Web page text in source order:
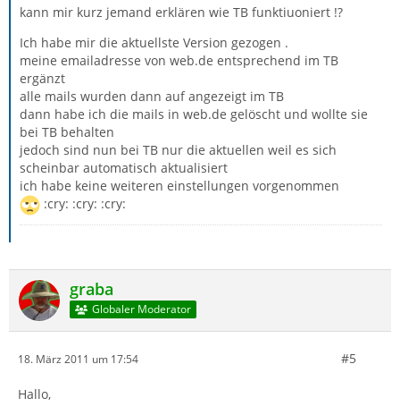
kann mir kurz jemand erklären wie TB funktiuoniert !?
Ich habe mir die aktuellste Version gezogen .
meine emailadresse von web.de entsprechend im TB
ergänzt
alle mails wurden dann auf angezeigt im TB
dann habe ich die mails in web.de gelöscht und wollte sie
bei TB behalten
jedoch sind nun bei TB nur die aktuellen weil es sich
scheinbar automatisch aktualisiert
ich habe keine weiteren einstellungen vorgenommen
:cry: :cry: :cry:
graba
Globaler Moderator
18. März 2011 um 17:54 #5
Hallo,